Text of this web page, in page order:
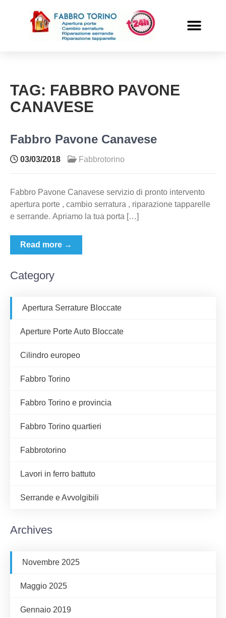
TAG: FABBRO PAVONE
CANAVESE
Fabbro Pavone Canavese
03/03/2018 Fabbrotorino
Fabbro Pavone Canavese servizio di pronto intervento
apertura porte , cambio serratura , riparazione tapparelle
e serrande. Apriamo la tua porta […]
Read more →
Category
Apertura Serrature Bloccate
Aperture Porte Auto Bloccate
Cilindro europeo
Fabbro Torino
Fabbro Torino e provincia
Fabbro Torino quartieri
Fabbrotorino
Lavori in ferro battuto
Serrande e Avvolgibili
Archives
Novembre 2025
Maggio 2025
Gennaio 2019